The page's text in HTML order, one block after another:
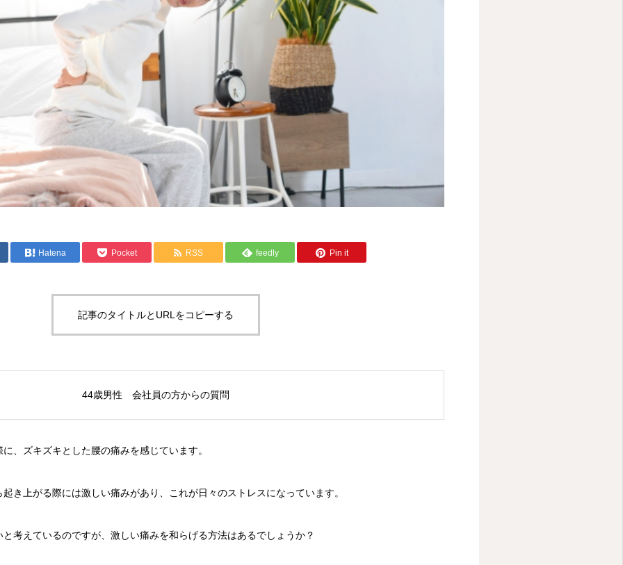
Hatena Pocket RSS feedly Pin it
記事のタイトルとURLをコピーする
44歳男性 会社員の方からの質問
、ズキズキとした腰の痛みを感じています。
き上がる際には激しい痛みがあり、これが日々のストレスになっています。
考えているのですが、激しい痛みを和らげる方法はあるでしょうか？